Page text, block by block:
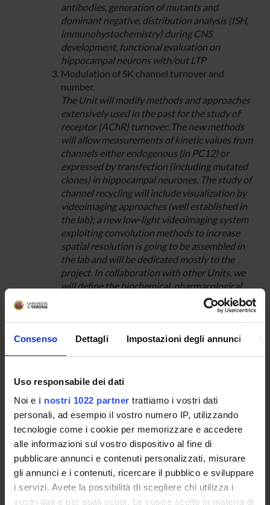
Consenso Dettagli Impostazioni degli annunci
Uso responsabile dei dati
Noi e i nostri 1022 partner trattiamo i vostri dati
personali, ad esempio il vostro numero IP, utilizzando
tecnologie come i cookie per memorizzare e accedere
alle informazioni sul vostro dispositivo al fine di
pubblicare annunci e contenuti personalizzati, misurare
gli annunci e i contenuti, ricercare il pubblico e sviluppare
i servizi. Avete la possibilità di scegliere chi utilizza i
vostri dati e per quali scopi. Le vostre scelte in materia di
antibodies, generation of mutants and
dominant negative, distribution analysis (ISH,
immunohystochemistry) during CNS
development, functional evaluation on
hippocampal neurons with/out LTP
Modulation of SK channel turnover and
number.
The Unit will modify methods and approaches
extensively used in the past for the study of
receptor (AChR) turnover. The new methods
will allow measurements of kinetic values from
channels either endogenous (in PC12) or
expressed by transfection (including mutated
clones) in hippocampal neurones. The study of
channel recycling will include visualization by
videoimaging approaches (well established in
the lab); a new low-light videoimaging system
exploiting convolution methods to increase
spatial resolution is going to be assembled in
the lab and will be dedicated mostly to the
project. In collaboration with other Units, we
will define the biochemical, pharmacological
and functional properties of the compartment
hosting the intracellular pool of SK(3) channels
and responsible for the channel regulated
insertion on the cell surface.
For this aim the Unit will produce constructs of
mutated/deleted). The probes will be
transfected in hippocampal neurons and their
role in the exo-endocytotyc activity measured
by fluorescent approaches in use by Units 1
and 4.